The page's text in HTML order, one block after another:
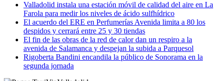
Valladolid instala una estación móvil de calidad del aire en La
Farola para medir los niveles de ácido sulfhídrico
El acuerdo del ERE en Perfumerías Avenida limita a 80 los
despidos y cerrará entre 25 y 30 tiendas
El fin de las obras de la red de calor dan un respiro a la
avenida de Salamanca y despejan la subida a Parquesol
Rigoberta Bandini encandila la público de Sonorama en la
segunda jornada